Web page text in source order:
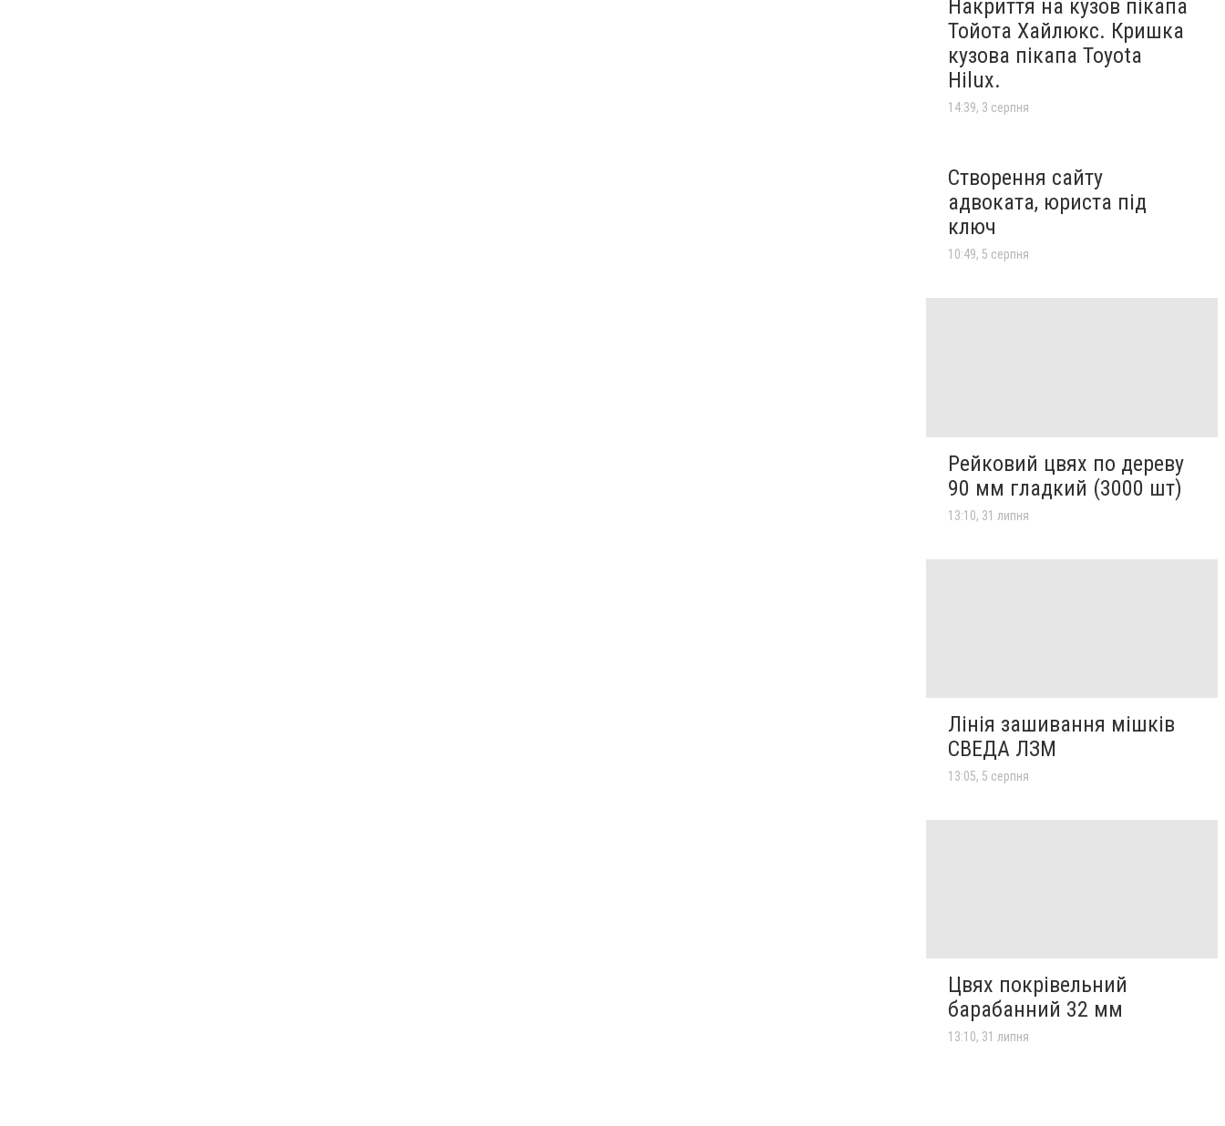
Накриття на кузов пікапа
Тойота Хайлюкс. Кришка
кузова пікапа Toyota
Hilux.
14:39, 3 серпня
Створення сайту
адвоката, юриста під
ключ
10:49, 5 серпня
Рейковий цвях по дереву
90 мм гладкий (3000 шт)
13:10, 31 липня
Лінія зашивання мішків
СВЕДА ЛЗМ
13:05, 5 серпня
Цвях покрівельний
барабанний 32 мм
13:10, 31 липня